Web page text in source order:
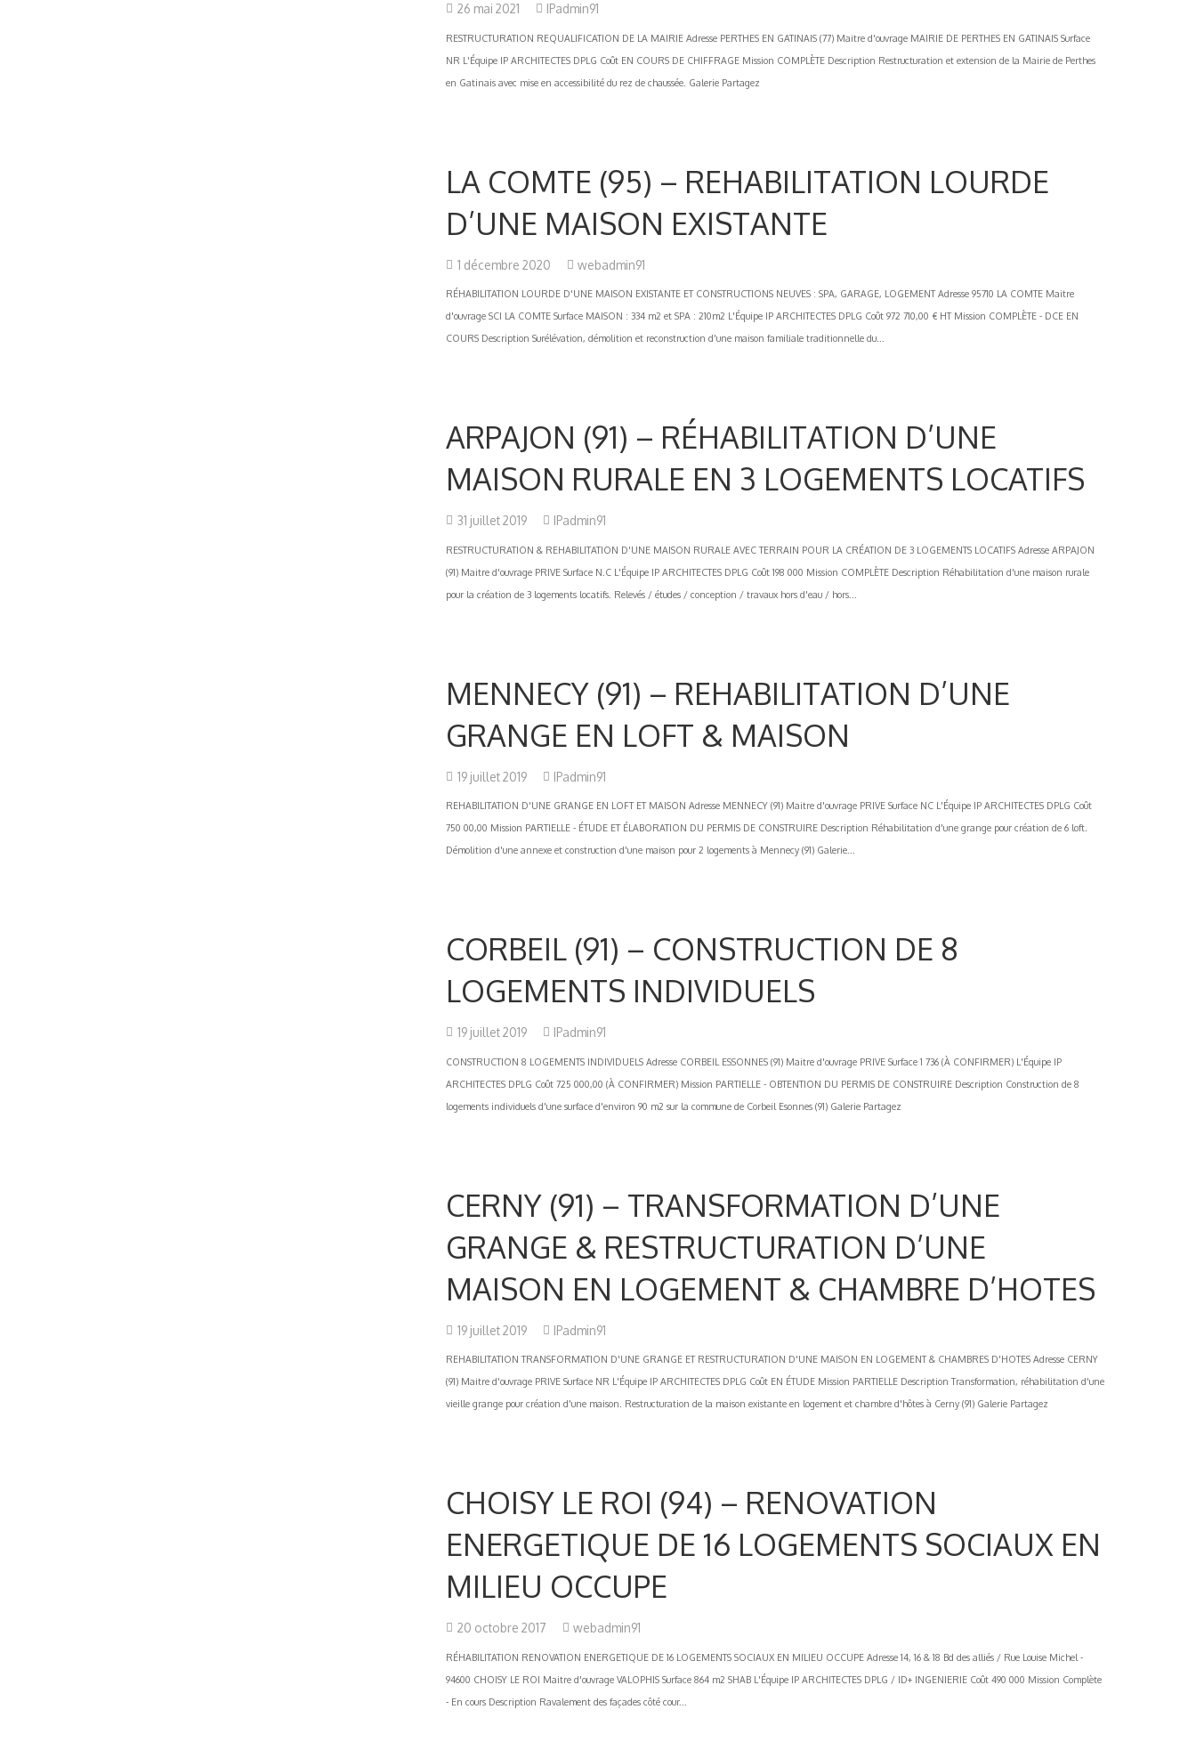
26 mai 2021 IPadmin91
RESTRUCTURATION REQUALIFICATION DE LA MAIRIE Adresse PERTHES EN GATINAIS (77) Maitre d'ouvrage MAIRIE DE PERTHES EN GATINAIS Surface
NR L'Équipe IP ARCHITECTES DPLG Coût EN COURS DE CHIFFRAGE Mission COMPLÈTE Description Restructuration et extension de la Mairie de Perthes
en Gatinais avec mise en accessibilité du rez de chaussée. Galerie Partagez
LA COMTE (95) – REHABILITATION LOURDE
D’UNE MAISON EXISTANTE
1 décembre 2020 webadmin91
RÉHABILITATION LOURDE D'UNE MAISON EXISTANTE ET CONSTRUCTIONS NEUVES : SPA, GARAGE, LOGEMENT Adresse 95710 LA COMTE Maitre
d'ouvrage SCI LA COMTE Surface MAISON : 334 m2 et SPA : 210m2 L'Équipe IP ARCHITECTES DPLG Coût 972 710,00 € HT Mission COMPLÈTE - DCE EN
COURS Description Surélévation, démolition et reconstruction d'une maison familiale traditionnelle du...
ARPAJON (91) – RÉHABILITATION D’UNE
MAISON RURALE EN 3 LOGEMENTS LOCATIFS
31 juillet 2019 IPadmin91
RESTRUCTURATION & REHABILITATION D'UNE MAISON RURALE AVEC TERRAIN POUR LA CRÉATION DE 3 LOGEMENTS LOCATIFS Adresse ARPAJON
(91) Maitre d'ouvrage PRIVE Surface N.C L'Équipe IP ARCHITECTES DPLG Coût 198 000 Mission COMPLÈTE Description Réhabilitation d'une maison rurale
pour la création de 3 logements locatifs. Relevés / études / conception / travaux hors d'eau / hors...
MENNECY (91) – REHABILITATION D’UNE
GRANGE EN LOFT & MAISON
19 juillet 2019 IPadmin91
REHABILITATION D'UNE GRANGE EN LOFT ET MAISON Adresse MENNECY (91) Maitre d'ouvrage PRIVE Surface NC L'Équipe IP ARCHITECTES DPLG Coût
750 00,00 Mission PARTIELLE - ÉTUDE ET ÉLABORATION DU PERMIS DE CONSTRUIRE Description Réhabilitation d'une grange pour création de 6 loft.
Démolition d'une annexe et construction d'une maison pour 2 logements à Mennecy (91) Galerie...
CORBEIL (91) – CONSTRUCTION DE 8
LOGEMENTS INDIVIDUELS
19 juillet 2019 IPadmin91
CONSTRUCTION 8 LOGEMENTS INDIVIDUELS Adresse CORBEIL ESSONNES (91) Maitre d'ouvrage PRIVE Surface 1 736 (À CONFIRMER) L'Équipe IP
ARCHITECTES DPLG Coût 725 000,00 (À CONFIRMER) Mission PARTIELLE - OBTENTION DU PERMIS DE CONSTRUIRE Description Construction de 8
logements individuels d'une surface d'environ 90 m2 sur la commune de Corbeil Esonnes (91) Galerie Partagez
CERNY (91) – TRANSFORMATION D’UNE
GRANGE & RESTRUCTURATION D’UNE
MAISON EN LOGEMENT & CHAMBRE D’HOTES
19 juillet 2019 IPadmin91
REHABILITATION TRANSFORMATION D'UNE GRANGE ET RESTRUCTURATION D'UNE MAISON EN LOGEMENT & CHAMBRES D'HOTES Adresse CERNY
(91) Maitre d'ouvrage PRIVE Surface NR L'Équipe IP ARCHITECTES DPLG Coût EN ÉTUDE Mission PARTIELLE Description Transformation, réhabilitation d'une
vieille grange pour création d'une maison. Restructuration de la maison existante en logement et chambre d'hôtes à Cerny (91) Galerie Partagez
CHOISY LE ROI (94) – RENOVATION
ENERGETIQUE DE 16 LOGEMENTS SOCIAUX EN
MILIEU OCCUPE
20 octobre 2017 webadmin91
RÉHABILITATION RENOVATION ENERGETIQUE DE 16 LOGEMENTS SOCIAUX EN MILIEU OCCUPE Adresse 14, 16 & 18 Bd des alliés / Rue Louise Michel -
94600 CHOISY LE ROI Maitre d'ouvrage VALOPHIS Surface 864 m2 SHAB L'Équipe IP ARCHITECTES DPLG / ID+ INGENIERIE Coût 490 000 Mission Complète
- En cours Description Ravalement des façades côté cour...